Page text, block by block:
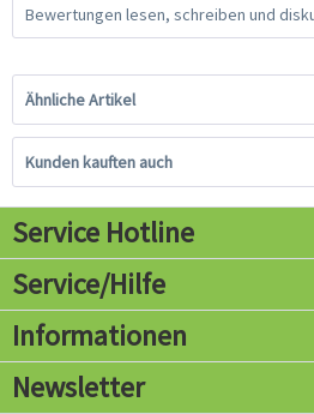
Bewertungen lesen, schreiben und
Ähnliche Artikel
Kunden kauften auch
Service Hotline
Service/Hilfe
Informationen
Newsletter